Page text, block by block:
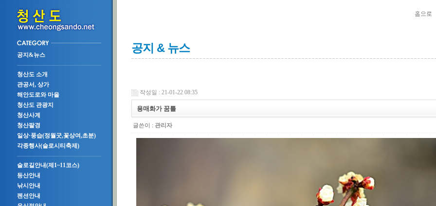
공지&뉴스
청산도 소개
관공서, 상가
해안도로와 마을
청산도 관광지
청산사계
청산팔경
일상·풍습(정월굿,꽃상여,초분)
각종행사(슬로시티축제)
슬로길안내(제1~11코스)
등산안내
낚시안내
펜션안내
공지 & 뉴스
작성일 : 21-01-22 08:35
용매화가 꿈틀
글쓴이 : 관리자